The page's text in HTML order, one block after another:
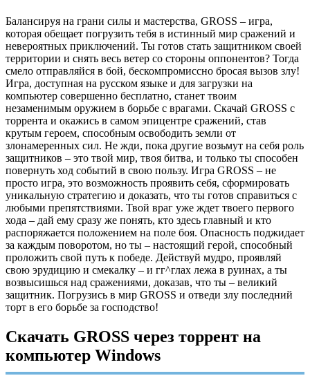
Балансируя на грани силы и мастерства, GROSS – игра,
которая обещает погрузить тебя в истинный мир сражений и
невероятных приключений. Ты готов стать защитником своей
территории и снять весь ветер со стороны оппонентов? Тогда
смело отправляйся в бой, бескомпромиссно бросая вызов злу!
Игра, доступная на русском языке и для загрузки на
компьютер совершенно бесплатно, станет твоим
незаменимым оружием в борьбе с врагами. Скачай GROSS с
торрента и окажись в самом эпицентре сражений, став
крутым героем, способным освободить земли от
злонамеренных сил. Не жди, пока другие возьмут на себя роль
защитников – это твой мир, твоя битва, и только ты способен
повернуть ход событий в свою пользу. Игра GROSS – не
просто игра, это возможность проявить себя, сформировать
уникальную стратегию и доказать, что ты готов справиться с
любыми препятствиями. Твой враг уже ждет твоего первого
хода – дай ему сразу же понять, кто здесь главный и кто
распоряжается положением на поле боя. Опасность поджидает
за каждым поворотом, но ты – настоящий герой, способный
проложить свой путь к победе. Действуй мудро, проявляй
свою эрудицию и смекалку – и гг^глах лежа в руинах, а ты
возвысишься над сражениями, доказав, что ты – великий
защитник. Погрузись в мир GROSS и отведи злу последний
торт в его борьбе за господство!
Скачать GROSS через торрент на
компьютер Windows